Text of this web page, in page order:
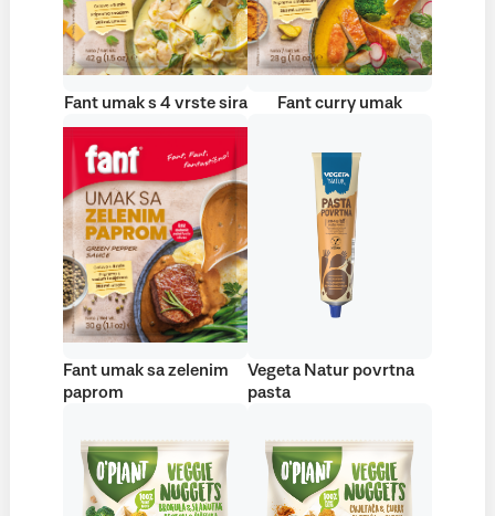
Fant umak s 4 vrste sira Fant curry umak
Fant umak sa zelenim
paprom
Vegeta Natur povrtna
pasta